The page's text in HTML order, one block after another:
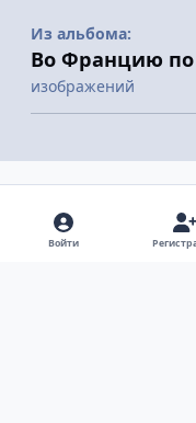
Из альбома:
Во Францию по
изображений
Войти